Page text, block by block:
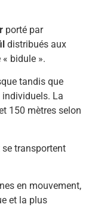
porté par
distribués aux
bidule ».
tandis que
individuels. La
150 mètres selon
transportent
en mouvement,
et la plus